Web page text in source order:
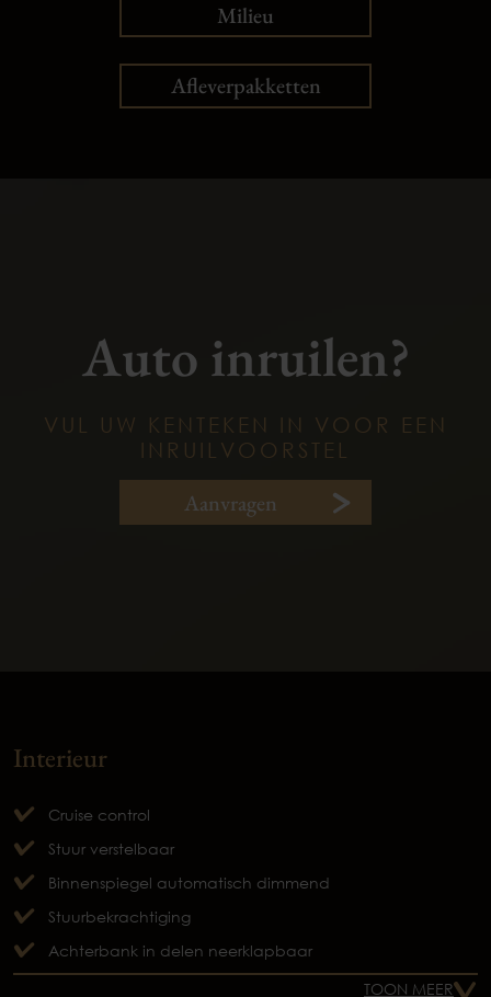
Milieu
Afleverpakketten
Auto inruilen?
VUL UW KENTEKEN IN VOOR EEN
INRUILVOORSTEL
Aanvragen
Interieur
Cruise control
Stuur verstelbaar
Binnenspiegel automatisch dimmend
Stuurbekrachtiging
Achterbank in delen neerklapbaar
TOON MEER